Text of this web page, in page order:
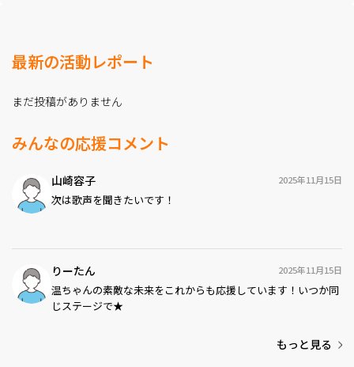
身体に優しいニューヨーク式発声法と出会い、再びステ
ージへ。
足。そこで出会った人々の“本音”を歌で伝える活動を続
最新の活動レポート
まだ投稿がありません
みんなの応援コメント
山崎容子 2025年11月15日
次は歌声を聞きたいです！
りーたん 2025年11月15日
温ちゃんの素敵な未来をこれからも応援しています！いつか同
じステージで★
もっと見る